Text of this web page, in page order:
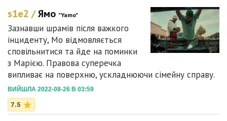
s1e2 /Ямо "Yamo"
Зазнавши шрамів після важкого
інциденту, Мо відмовляється
сповільнитися та йде на поминки
з Марією. Правова суперечка
випливає на поверхню, ускладнюючи сімейну справу.
ВИЙШЛА 2022-08-26 В 03:59
7.5